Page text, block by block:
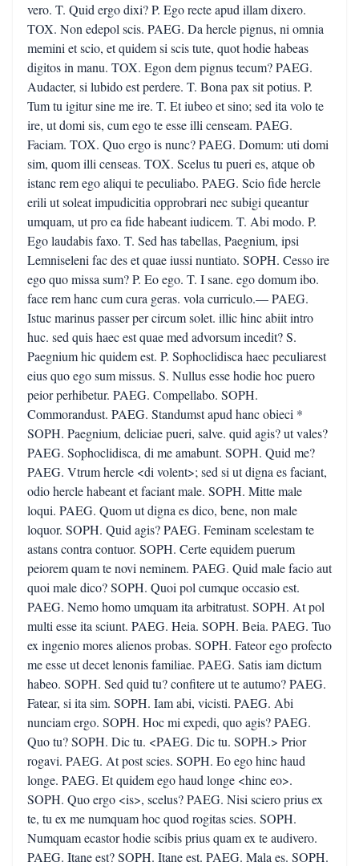
vero. T. Quid ergo dixi? P. Ego recte apud illam dixero.
TOX. Non edepol scis. PAEG. Da hercle pignus, ni omnia
memini et scio, et quidem si scis tute, quot hodie habeas
digitos in manu. TOX. Egon dem pignus tecum? PAEG.
Audacter, si lubido est perdere. T. Bona pax sit potius. P.
Tum tu igitur sine me ire. T. Et iubeo et sino; sed ita volo te
ire, ut domi sis, cum ego te esse illi censeam. PAEG.
Faciam. TOX. Quo ergo is nunc? PAEG. Domum: uti domi
sim, quom illi censeas. TOX. Scelus tu pueri es, atque ob
istanc rem ego aliqui te peculiabo. PAEG. Scio fide hercle
erili ut soleat impudicitia opprobrari nec subigi queantur
umquam, ut pro ea fide habeant iudicem. T. Abi modo. P.
Ego laudabis faxo. T. Sed has tabellas, Paegnium, ipsi
Lemniseleni fac des et quae iussi nuntiato. SOPH. Cesso ire
ego quo missa sum? P. Eo ego. T. I sane. ego domum ibo.
face rem hanc cum cura geras. vola curriculo.— PAEG.
Istuc marinus passer per circum solet. illic hinc abiit intro
huc. sed quis haec est quae med advorsum incedit? S.
Paegnium hic quidem est. P. Sophoclidisca haec peculiarest
eius quo ego sum missus. S. Nullus esse hodie hoc puero
peior perhibetur. PAEG. Compellabo. SOPH.
Commorandust. PAEG. Standumst apud hanc obieci *
SOPH. Paegnium, deliciae pueri, salve. quid agis? ut vales?
PAEG. Sophoclidisca, di me amabunt. SOPH. Quid me?
PAEG. Vtrum hercle <di volent>; sed si ut digna es faciant,
odio hercle habeant et faciant male. SOPH. Mitte male
loqui. PAEG. Quom ut digna es dico, bene, non male
loquor. SOPH. Quid agis? PAEG. Feminam scelestam te
astans contra contuor. SOPH. Certe equidem puerum
peiorem quam te novi neminem. PAEG. Quid male facio aut
quoi male dico? SOPH. Quoi pol cumque occasio est.
PAEG. Nemo homo umquam ita arbitratust. SOPH. At pol
multi esse ita sciunt. PAEG. Heia. SOPH. Beia. PAEG. Tuo
ex ingenio mores alienos probas. SOPH. Fateor ego profecto
me esse ut decet lenonis familiae. PAEG. Satis iam dictum
habeo. SOPH. Sed quid tu? confitere ut te autumo? PAEG.
Fatear, si ita sim. SOPH. Iam abi, vicisti. PAEG. Abi
nunciam ergo. SOPH. Hoc mi expedi, quo agis? PAEG.
Quo tu? SOPH. Dic tu. <PAEG. Dic tu. SOPH.> Prior
rogavi. PAEG. At post scies. SOPH. Eo ego hinc haud
longe. PAEG. Et quidem ego haud longe <hinc eo>.
SOPH. Quo ergo <is>, scelus? PAEG. Nisi sciero prius ex
te, tu ex me numquam hoc quod rogitas scies. SOPH.
Numquam ecastor hodie scibis prius quam ex te audivero.
PAEG. Itane est? SOPH. Itane est. PAEG. Mala es. SOPH.